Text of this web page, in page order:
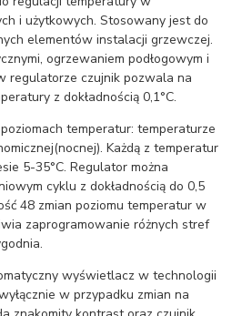
i użytkowych. Stosowany jest do
elementów instalacji grzewczej.
ogrzewaniem podłogowym i
regulatorze czujnik pozwala na
z dokładnością 0,1°C.
temperatur: temperaturze
Każdą z temperatur
5-35°C. Regulator można
cyklu z dokładnością do 0,5
48 zmian poziomu temperatur w
zaprogramowanie różnych stref
wyświetlacz w technologii
w przypadku zmian na